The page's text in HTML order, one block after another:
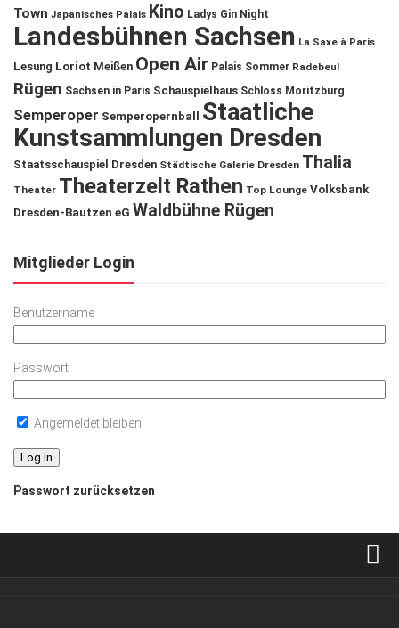
Town Japanisches Palais Kino Ladys Gin Night
Landesbühnen Sachsen La Saxe à Paris
Lesung Loriot Meißen Open Air Palais Sommer Radebeul
Rügen Sachsen in Paris Schauspielhaus Schloss Moritzburg
Semperoper Semperopernball
Staatliche
Kunstsammlungen Dresden
Staatsschauspiel Dresden Städtische Galerie Dresden Thalia
Theater Theaterzelt Rathen Top Lounge Volksbank
Dresden-Bautzen eG Waldbühne Rügen
Mitglieder Login
Benutzername
Passwort
Angemeldet bleiben
Passwort zurücksetzen